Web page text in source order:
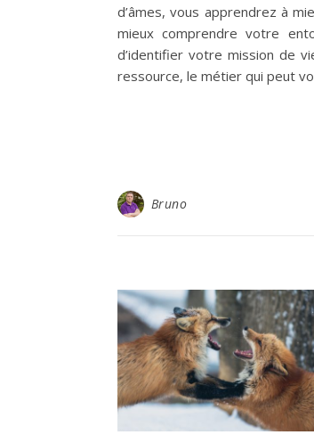
d’âmes, vous apprendrez à
mieux comprendre votre
d’identifier votre mission de
ressource, le métier qui peut
Bruno